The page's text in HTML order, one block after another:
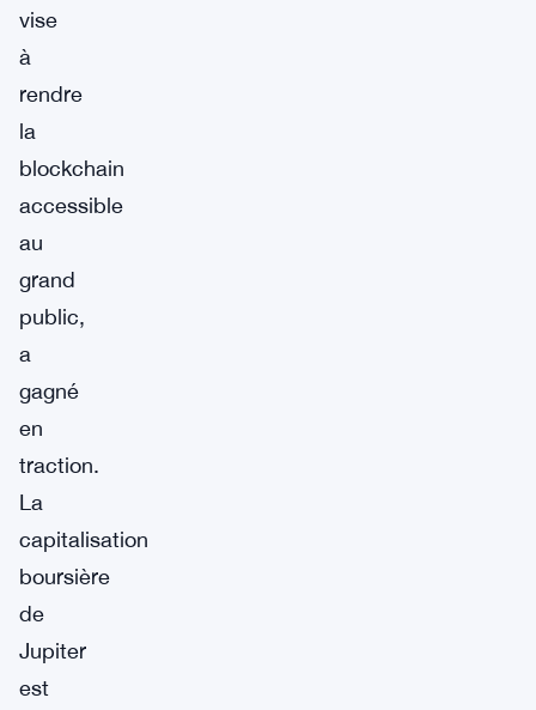
vise
à
rendre
la
blockchain
accessible
au
grand
public,
a
gagné
en
traction.
La
capitalisation
boursière
de
Jupiter
est